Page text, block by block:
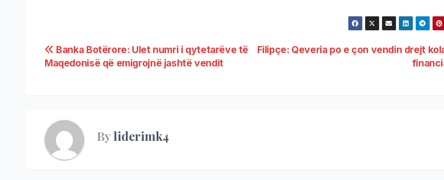
Filipçe: Qeveria po e çon vendin drejt
Banka Botërore: Ulet numri i qytetarëve të
Maqedonisë që emigrojnë jashtë vendit
Byliderimk4